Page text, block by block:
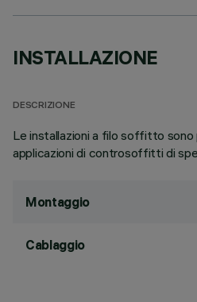
INSTALLAZIONE
DESCRIZIONE
Le installazioni a filo soffitto
applicazioni di controsoffitti di
Montaggio
Cablaggio